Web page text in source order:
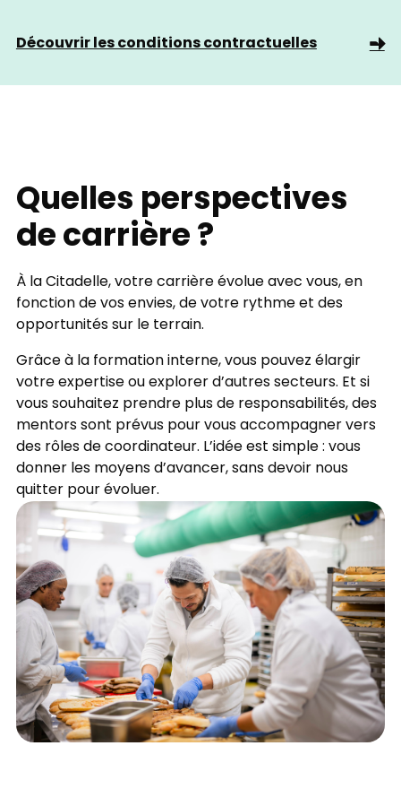
Découvrir les conditions contractuelles
Quelles perspectives
de carrière ?
À la Citadelle, votre carrière évolue avec vous, en
fonction de vos envies, de votre rythme et des
opportunités sur le terrain.
Grâce à la formation interne, vous pouvez élargir
votre expertise ou explorer d’autres secteurs. Et si
vous souhaitez prendre plus de responsabilités, des
mentors sont prévus pour vous accompagner vers
des rôles de coordinateur. L’idée est simple : vous
donner les moyens d’avancer, sans devoir nous
quitter pour évoluer.